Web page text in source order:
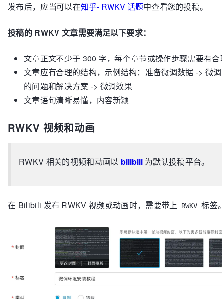
发布后，应当可以在知乎- RWKV 话题中查看您的投稿。
投稿的 RWKV 文章需要满足以下要求：
文章正文不少于 300 字，每个章节或操作步骤需要有
文章应有合理的结构，示例结构：准备微调数据 -> 微
的问题和解决方案 -> 微调效果
文章语句清晰易懂，内容新颖
RWKV 视频和动画
RWKV 相关的视频和动画以 bilibili为默认投稿平台。
在 Bilibili 发布 RWKV 视频或动画时，需要带上 RWKV 标签